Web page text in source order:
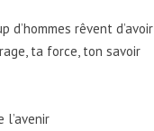
d’hommes rêvent d’avoir
ta force, ton savoir
l’avenir